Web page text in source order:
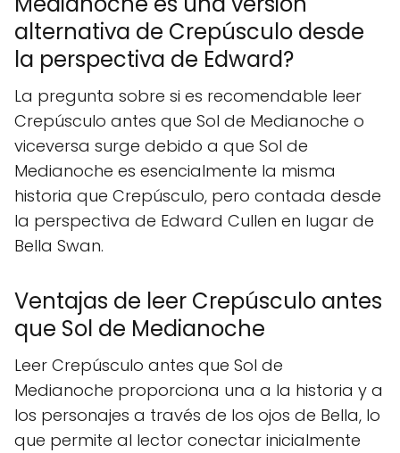
alternativa de Crepúsculo desde
la perspectiva de Edward?
La pregunta sobre si es recomendable leer
Crepúsculo antes que Sol de Medianoche o
viceversa surge debido a que Sol de
Medianoche es esencialmente la misma
historia que Crepúsculo, pero contada desde
la perspectiva de Edward Cullen en lugar de
Bella Swan.
Ventajas de leer Crepúsculo antes
que Sol de Medianoche
Leer Crepúsculo antes que Sol de
Medianoche proporciona una a la historia y a
los personajes a través de los ojos de Bella, lo
que permite al lector conectar inicialmente